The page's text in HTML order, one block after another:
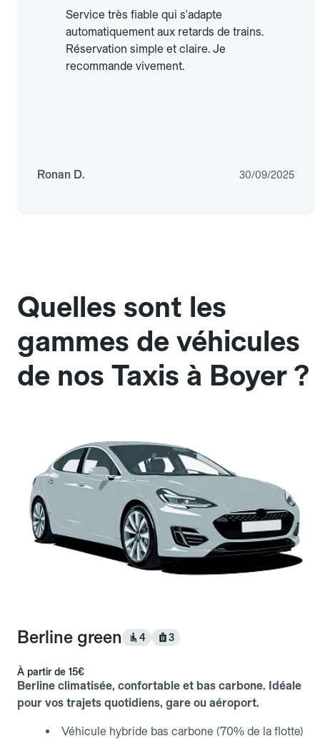
Service très fiable qui s'adapte
automatiquement aux retards de trains.
Réservation simple et claire. Je
recommande vivement.
Ronan D. 30/09/2025
Quelles sont les
gammes de véhicules
de nos Taxis à Boyer ?
Berline green 4 3
À partir de 15€
Berline climatisée, confortable et bas carbone. Idéale
pour vos trajets quotidiens, gare ou aéroport.
Véhicule hybride bas carbone (70% de la flotte)